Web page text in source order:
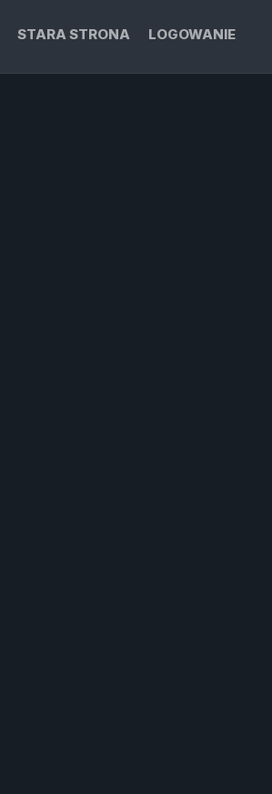
STARA STRONA LOGOWANIE